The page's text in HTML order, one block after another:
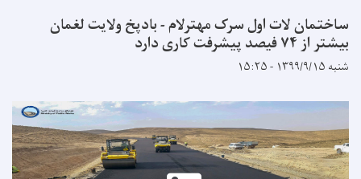
اول سرک مهترلام - بادپخ ولایت لغمان